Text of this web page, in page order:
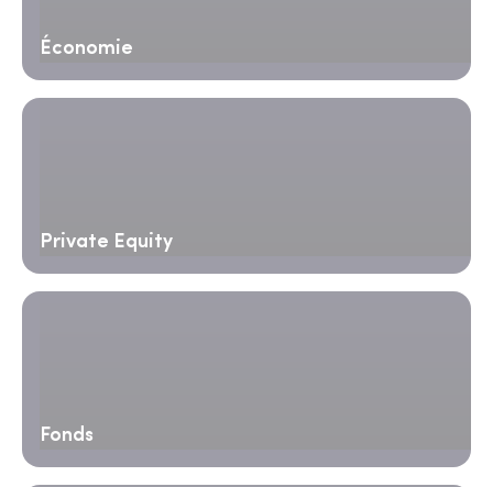
Économie
Private Equity
Fonds